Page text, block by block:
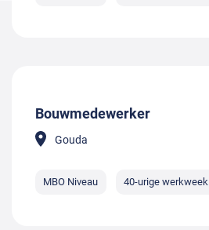
Bouwmedewerker
Gouda
MBO Niveau 40-urige werkweek